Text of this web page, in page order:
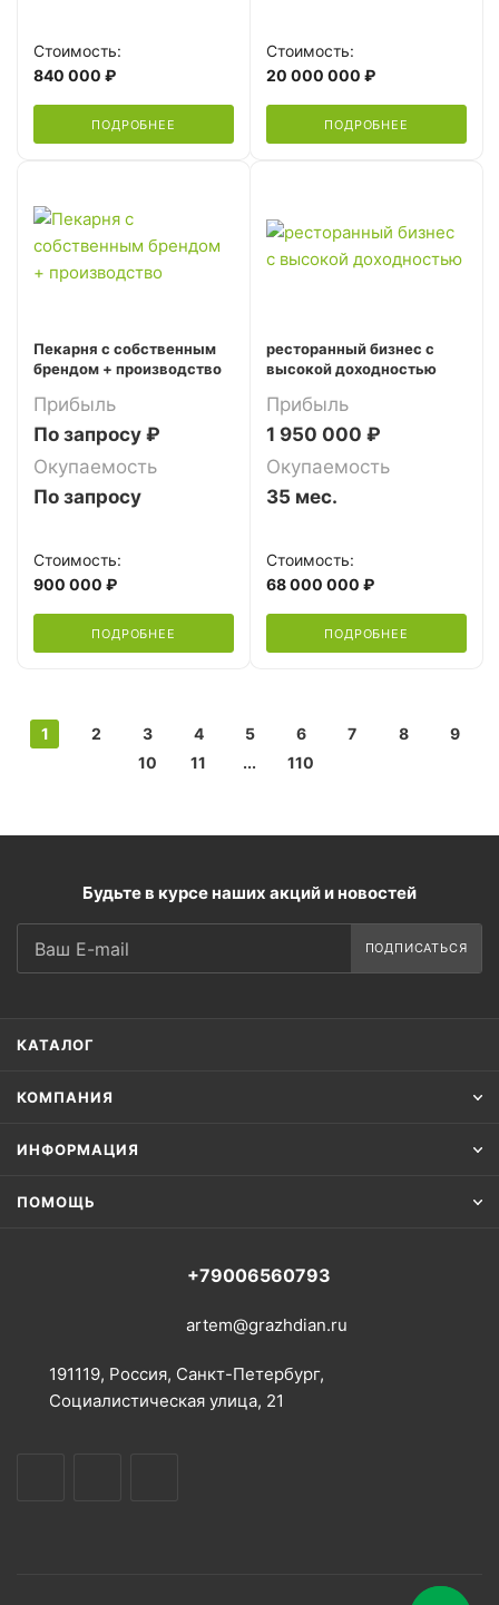
Стоимость:
840 000 ₽
ПОДРОБНЕЕ
Стоимость:
20 000 000 ₽
ПОДРОБНЕЕ
Пекарня с собственным
брендом + производство
Прибыль
По запросу ₽
Окупаемость
По запросу
Стоимость:
900 000 ₽
ПОДРОБНЕЕ
ресторанный бизнес с
высокой доходностью
Прибыль
1 950 000 ₽
Окупаемость
35 мес.
Стоимость:
68 000 000 ₽
ПОДРОБНЕЕ
1 2 3 4 5 6 7 8
9
10
11 ... 110
Будьте в курсе наших акций и новостей
ПОДПИСАТЬСЯ
КАТАЛОГ
КОМПАНИЯ
ИНФОРМАЦИЯ
ПОМОЩЬ
+79006560793
artem@grazhdian.ru
191119, Россия, Санкт-Петербург,
Социалистическая улица, 21